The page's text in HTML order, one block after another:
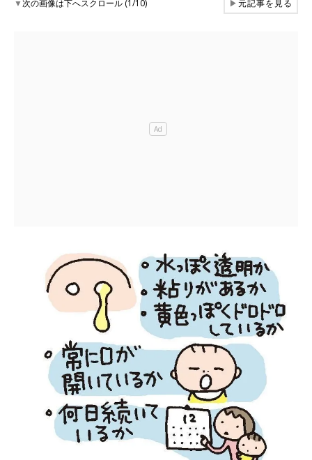
▼次の画像は下へスクロール (1/10) ▶元記事を見る